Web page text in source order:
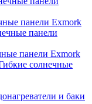
панели Exmork
панели Exmork
солнечные